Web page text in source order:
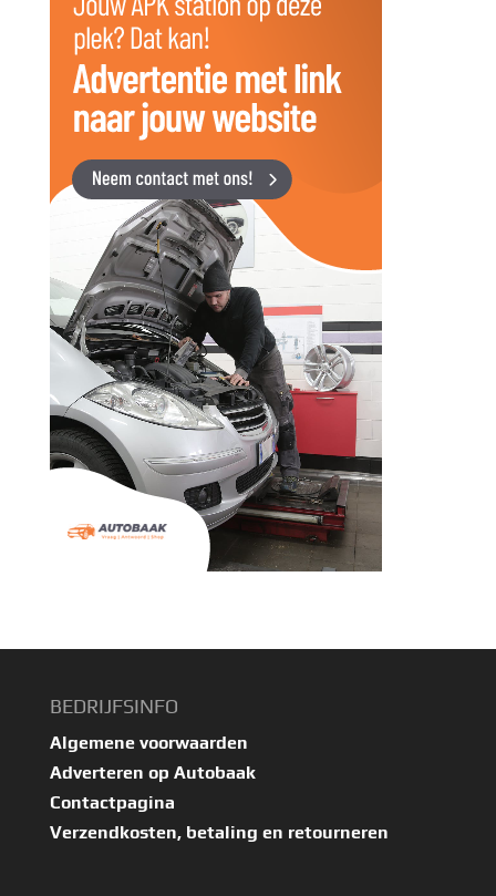
BEDRIJFSINFO
Algemene voorwaarden
Adverteren op Autobaak
Contactpagina
Verzendkosten, betaling en retourneren